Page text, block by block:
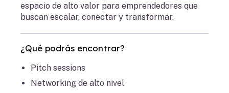
espacio de alto valor para emprendedores que
buscan escalar, conectar y transformar.
¿Qué podrás encontrar?
Pitch sessions
Networking de alto nivel